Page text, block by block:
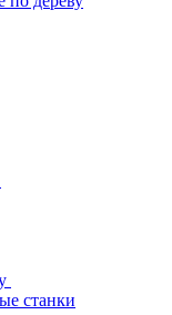
станки